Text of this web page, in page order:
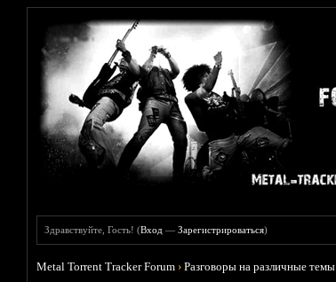
Здравствуйте, Гость! (Вход —Зарегистрироваться)
Metal Torrent Tracker Forum ›Разговоры на различные темы